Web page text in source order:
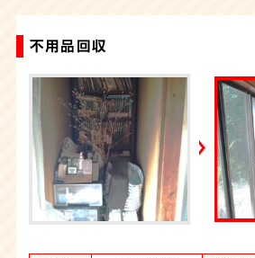
不用品回収
お部屋の片付け
不用品回収